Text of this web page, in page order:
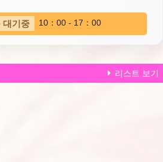
대기중 10：00 - 17：00
리스트 보기